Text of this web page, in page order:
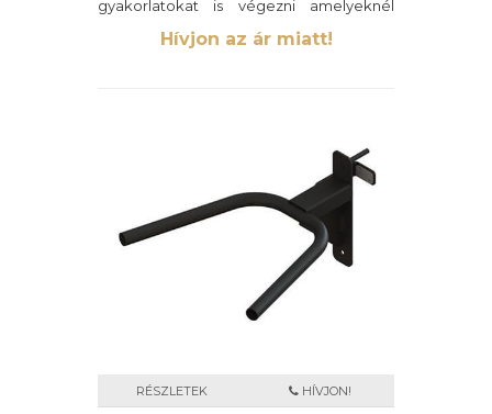
gyakorlatokat is végezni amelyeknél
fennáll a sérülésveszély. Könnyen
felhelyezhető, masszív valamint stabil
kiegészítő.Hívjon az ár miatt!
RÉSZLETEK HÍVJON!